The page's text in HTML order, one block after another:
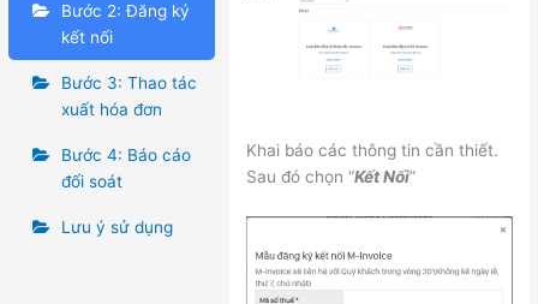
Bước 2: Đăng ký
kết nối
Bước 3: Thao tác
xuất hóa đơn
Bước 4: Báo cáo
đối soát
Lưu ý sử dụng
Khai báo các thông tin cần thiết.
Sau đó chọn “Kết Nối”